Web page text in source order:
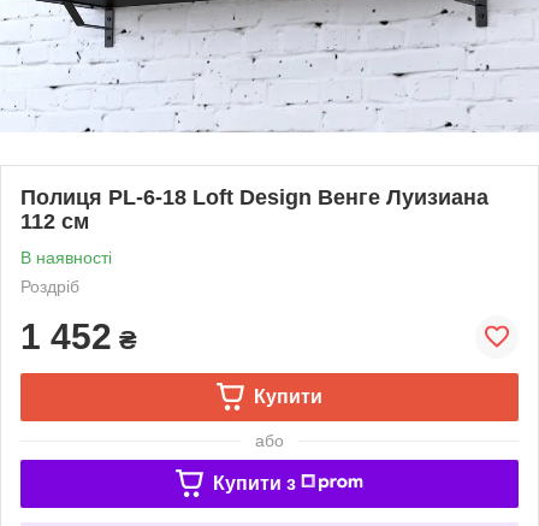
Полиця PL-6-18 Loft Design Венге Луизиана
112 см
В наявності
Роздріб
1 452 ₴
Купити
або
Купити з